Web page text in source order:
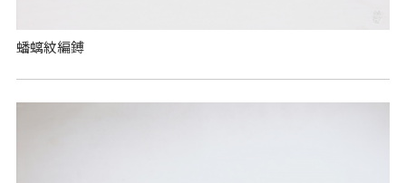
蟠螭紋編鎛